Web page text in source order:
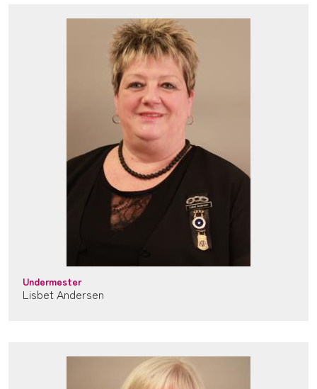
Undermester
Lisbet Andersen